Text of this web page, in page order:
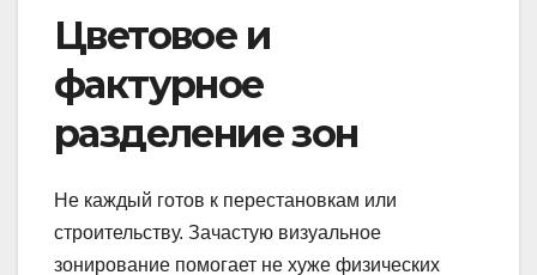
Цветовое и
фактурное
разделение зон
Не каждый готов к перестановкам или
строительству. Зачастую визуальное
зонирование помогает не хуже физических